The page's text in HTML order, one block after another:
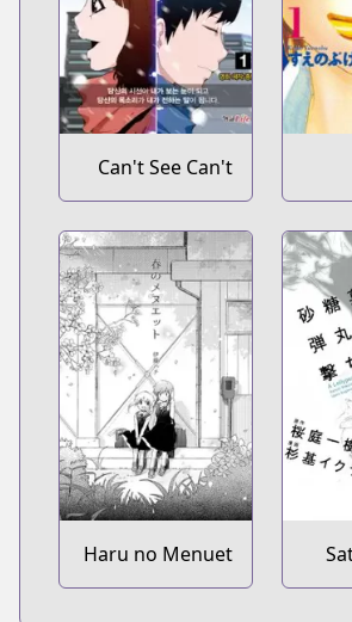
Can't See Can't
Hear But Love
Haru no Menuet